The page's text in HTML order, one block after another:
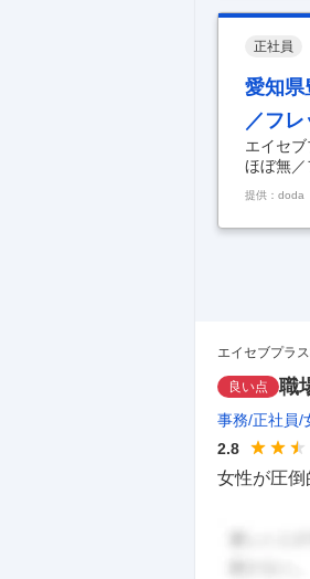
ており
正社員
愛知県
／フ
エイセ
ほぼ無／
実装エ
容： 最
事です
いがご
提供：doda
エイセブプラ
良い点 職
事務 正社員
2.8
女性が圧